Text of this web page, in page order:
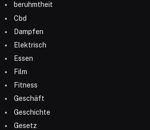
beruhmtheit
Cbd
Dampfen
Elektrisch
Essen
Film
Fitness
Geschäft
Geschichte
Gesetz